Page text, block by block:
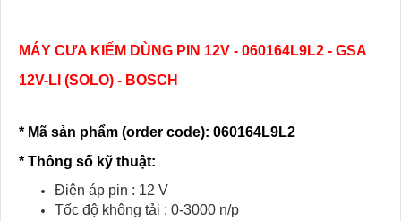
MÁY CƯA KIẾM DÙNG PIN 12V - 060164L9L2 - GSA
12V-LI (SOLO) - BOSCH
* Mã sản phẩm (order code): 060164L9L2
* Thông số kỹ thuật:
Điện áp pin : 12 V
Tốc độ không tải : 0-3000 n/p